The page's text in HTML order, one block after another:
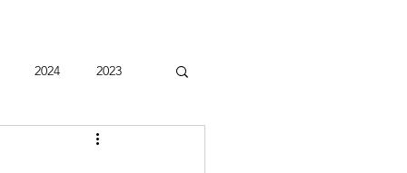
2024 2023
Fevereiro 2026